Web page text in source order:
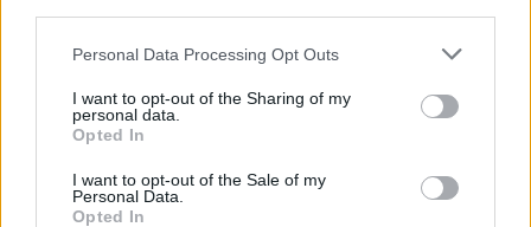
Personal Data Processing Opt Outs
I want to opt-out of the Sharing of my
personal data.
Opted In
I want to opt-out of the Sale of my
Personal Data.
Opted In